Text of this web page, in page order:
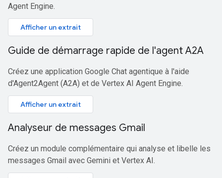
Agent Engine.
Afficher un extrait
Guide de démarrage rapide de l'agent A2A
Créez une application Google Chat agentique à l'aide
d'Agent2Agent (A2A) et de Vertex AI Agent Engine.
Afficher un extrait
Analyseur de messages Gmail
Créez un module complémentaire qui analyse et libelle les
messages Gmail avec Gemini et Vertex AI.